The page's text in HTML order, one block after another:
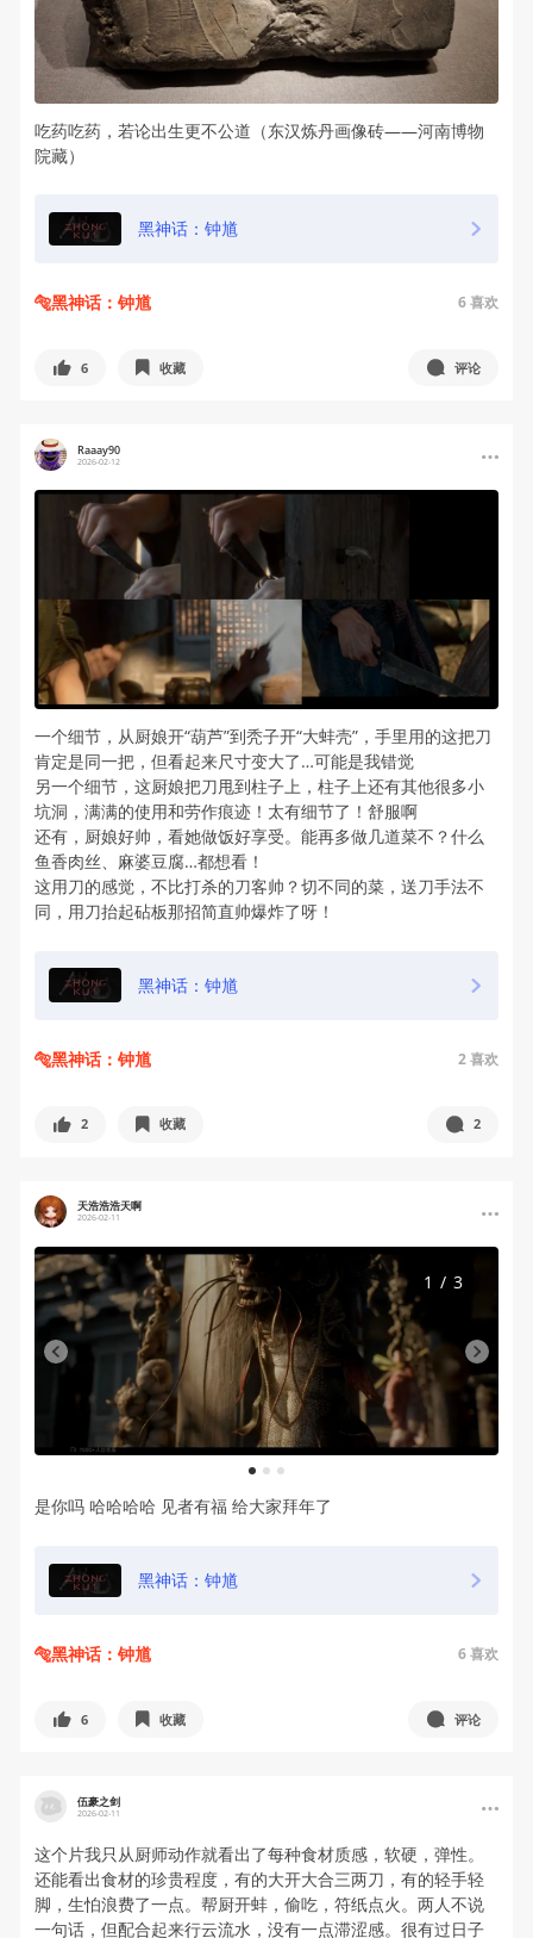
吃药吃药，若论出生更不公道（东汉炼丹画像砖——河南博物
院藏）
黑神话：钟馗
🐅黑神话：钟馗 6喜欢
6 收藏 评论
Raaay90
2026-02-12
一个细节，从厨娘开“葫芦”到秃子开“大蚌壳”，手里用的这把刀
肯定是同一把，但看起来尺寸变大了…可能是我错觉
另一个细节，这厨娘把刀甩到柱子上，柱子上还有其他很多小
坑洞，满满的使用和劳作痕迹！太有细节了！舒服啊
还有，厨娘好帅，看她做饭好享受。能再多做几道菜不？什么
鱼香肉丝、麻婆豆腐…都想看！
这用刀的感觉，不比打杀的刀客帅？切不同的菜，送刀手法不
同，用刀抬起砧板那招简直帅爆炸了呀！
黑神话：钟馗
🐅黑神话：钟馗 2喜欢
2 收藏 2
天浩浩浩天啊
2026-02-11
1 2 3
1 / 3
是你吗 哈哈哈哈 见者有福 给大家拜年了
黑神话：钟馗
🐅黑神话：钟馗 6喜欢
6 收藏 评论
伍豪之剑
2026-02-11
这个片我只从厨师动作就看出了每种食材质感，软硬，弹性。
还能看出食材的珍贵程度，有的大开大合三两刀，有的轻手轻
脚，生怕浪费了一点。帮厨开蚌，偷吃，符纸点火。两人不说
一句话，但配合起来行云流水，没有一点滞涩感。很有过日子